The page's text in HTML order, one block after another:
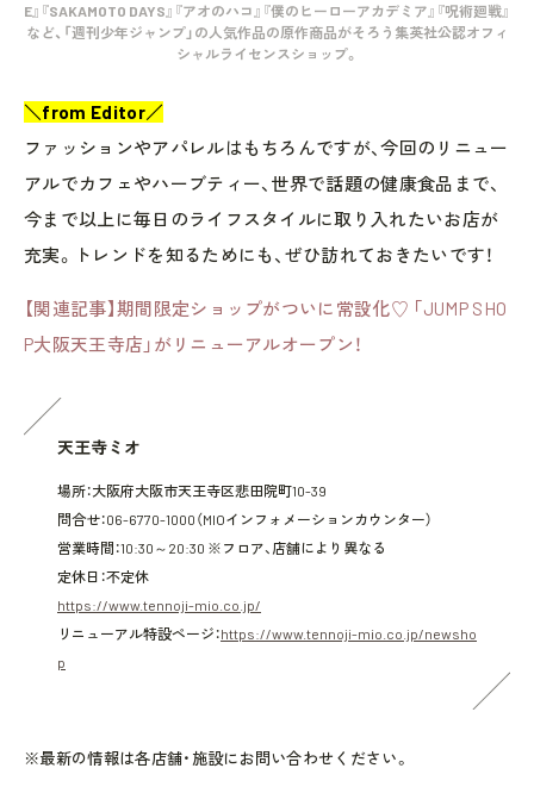
E』『SAKAMOTO DAYS』『アオのハコ』『僕のヒーローアカデミア』『呪術廻戦』
など、「週刊少年ジャンプ」の人気作品の原作商品がそろう集英社公認オフィ
シャルライセンスショップ。
＼from Editor／
ファッションやアパレルはもちろんですが、今回のリニュー
アルでカフェやハーブティー、世界で話題の健康食品まで、
今まで以上に毎日のライフスタイルに取り入れたいお店が
充実。トレンドを知るためにも、ぜひ訪れておきたいです！
【関連記事】期間限定ショップがついに常設化♡ 「JUMP SHO
P大阪天王寺店」がリニューアルオープン！
天王寺ミオ
場所：大阪府大阪市天王寺区悲田院町10-39
問合せ：06-6770-1000（MIOインフォメーションカウンター）
営業時間：10:30～20:30 ※フロア、店舗により異なる
定休日：不定休
https://www.tennoji-mio.co.jp/
リニューアル特設ページ：https://www.tennoji-mio.co.jp/newsho
p
※最新の情報は各店舗・施設にお問い合わせください。